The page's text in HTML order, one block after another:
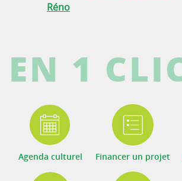
Réno
EN 1
Agenda culturel Financer un projet